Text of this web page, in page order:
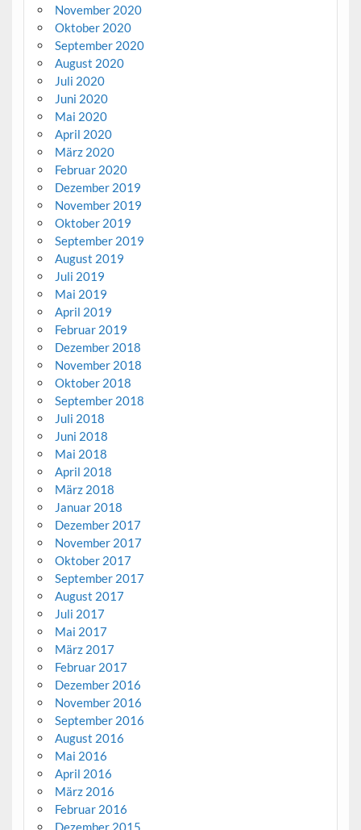
November 2020
Oktober 2020
September 2020
August 2020
Juli 2020
Juni 2020
Mai 2020
April 2020
März 2020
Februar 2020
Dezember 2019
November 2019
Oktober 2019
September 2019
August 2019
Juli 2019
Mai 2019
April 2019
Februar 2019
Dezember 2018
November 2018
Oktober 2018
September 2018
Juli 2018
Juni 2018
Mai 2018
April 2018
März 2018
Januar 2018
Dezember 2017
November 2017
Oktober 2017
September 2017
August 2017
Juli 2017
Mai 2017
März 2017
Februar 2017
Dezember 2016
November 2016
September 2016
August 2016
Mai 2016
April 2016
März 2016
Februar 2016
Dezember 2015